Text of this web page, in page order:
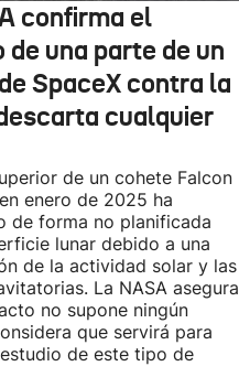
confirma el
de una parte de un
SpaceX contra la
cualquier
de un cohete Falcon
enero de 2025 ha
de forma no planificada
lunar debido a una
de la actividad solar y las
La NASA asegura
no supone ningún
que servirá para
de este tipo de